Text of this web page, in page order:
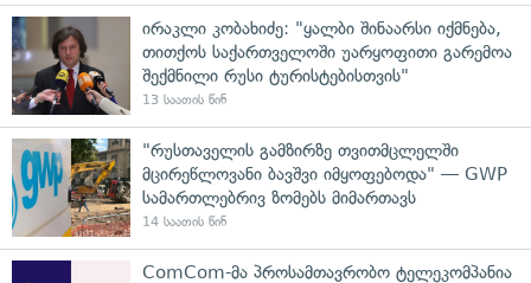
ირაკლი კობახიძე: "ყალბი შინაარსი იქმნება,
თითქოს საქართველოში უარყოფითი გარემოა
შექმნილი რუსი ტურისტებისთვის"
13 საათის წინ
"რუსთაველის გამზირზე თვითმცლელში
მცირეწლოვანი ბავშვი იმყოფებოდა" — GWP
სამართლებრივ ზომებს მიმართავს
14 საათის წინ
ComCom-მა პროსამთავრობო ტელეკომპანია